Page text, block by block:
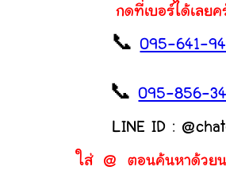
กดที่เบอร์ได้เลยค
📞095-641-
📞095-856-
LINE ID :
ใส่ @ ตอนค้นหาด้วย